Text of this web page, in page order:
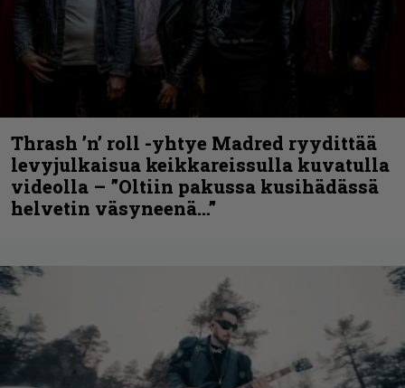
Thrash ’n’ roll -yhtye Madred ryydittää
levyjulkaisua keikkareissulla kuvatulla
videolla – ”Oltiin pakussa kusihädässä
helvetin väsyneenä…”